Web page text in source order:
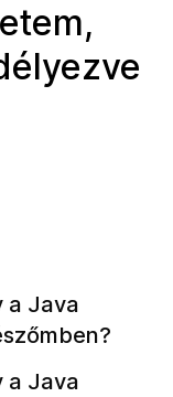
a Java
a Java